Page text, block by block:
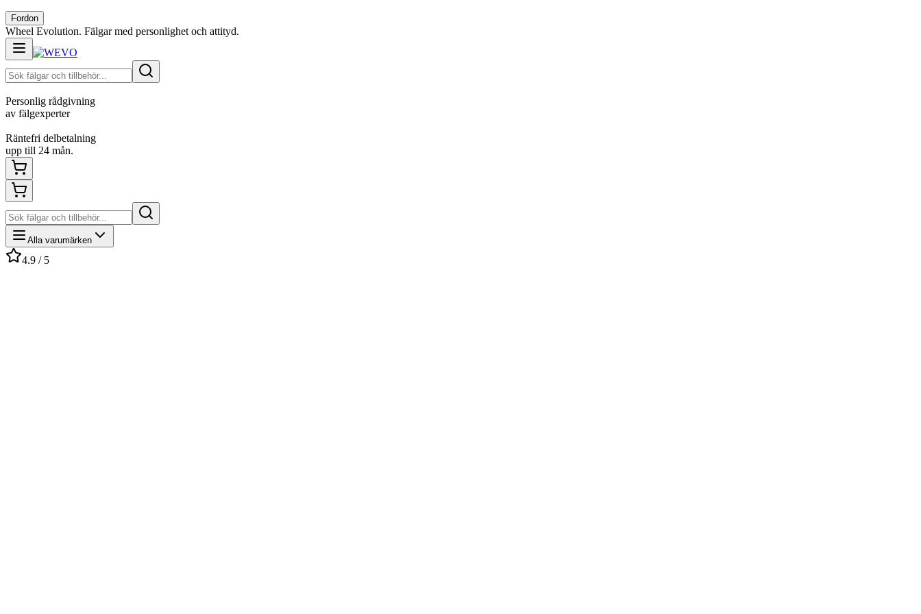
Fordon
Wheel Evolution. Fälgar med personlighet och attityd.
Personlig rådgivning
av fälgexperter
Räntefri delbetalning
upp till 24 mån.
Alla varumärken
4.9 / 5